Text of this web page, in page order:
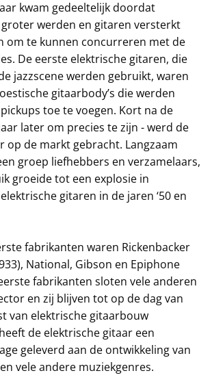
kwam gedeeltelijk doordat
werden en gitaren versterkt
om te kunnen concurreren met de
De eerste elektrische gitaren, die
jazzscene werden gebruikt, waren
gitaarbody’s die werden
toe te voegen. Kort na de
later om precies te zijn - werd de
op de markt gebracht. Langzaam
groep liefhebbers en verzamelaars,
groeide tot een explosie in
gitaren in de jaren ‘50 en
fabrikanten waren Rickenbacker
National, Gibson en Epiphone
fabrikanten sloten vele anderen
en zij blijven tot op de dag van
van elektrische gitaarbouw
de elektrische gitaar een
geleverd aan de ontwikkeling van
vele andere muziekgenres.